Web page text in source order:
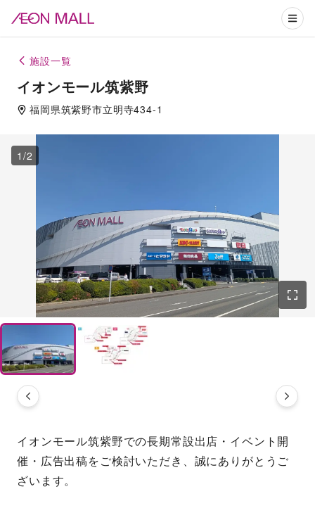
施設一覧
イオンモール筑紫野
福岡県筑紫野市立明寺434-1
1 /2
イオンモール筑紫野での長期常設出店・イベント開
催・広告出稿をご検討いただき、誠にありがとうご
ざいます。